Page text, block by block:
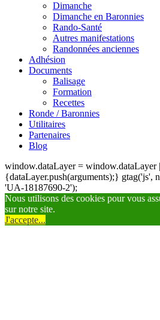
Dimanche
Dimanche en Baronnies
Rando-Santé
Autres manifestations
Randonnées anciennes
Adhésion
Documents
Balisage
Formation
Recettes
Ronde / Baronnies
Utilitaires
Partenaires
Blog
window.dataLayer = window.dataLayer
{dataLayer.push(arguments);} gtag('js',
'UA-18187690-2');
Nous utilisons des cookies pour vous
sur notre site.
J'accepte...